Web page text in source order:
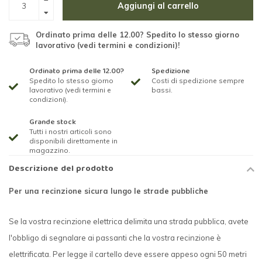
Aggiungi al carrello
Ordinato prima delle 12.00? Spedito lo stesso giorno
lavorativo (vedi termini e condizioni)!
Ordinato prima delle 12.00?
Spedito lo stesso giorno
lavorativo (vedi termini e
condizioni).
Spedizione
Costi di spedizione sempre
bassi.
Grande stock
Tutti i nostri articoli sono
disponibili direttamente in
magazzino.
Descrizione del prodotto
Per una recinzione sicura lungo le strade pubbliche
Se la vostra recinzione elettrica delimita una strada pubblica, avete
l'obbligo di segnalare ai passanti che la vostra recinzione è
elettrificata. Per legge il cartello deve essere appeso ogni 50 metri